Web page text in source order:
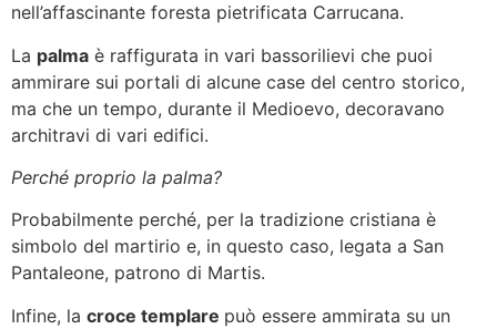
nell’affascinante foresta pietrificata Carrucana.
La palma è raffigurata in vari bassorilievi che puoi
ammirare sui portali di alcune case del centro storico,
ma che un tempo, durante il Medioevo, decoravano
architravi di vari edifici.
Perché proprio la palma?
Probabilmente perché, per la tradizione cristiana è
simbolo del martirio e, in questo caso, legata a San
Pantaleone, patrono di Martis.
Infine, la croce templare può essere ammirata su un